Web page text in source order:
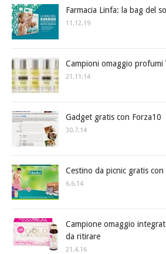
Farmacia Linfa: la bag del
11.12.19
Campioni omaggio profumi
21.11.14
Gadget gratis con Forza10
30.7.14
Cestino da picnic gratis con
6.6.14
Campione omaggio
da ritirare
21.4.16